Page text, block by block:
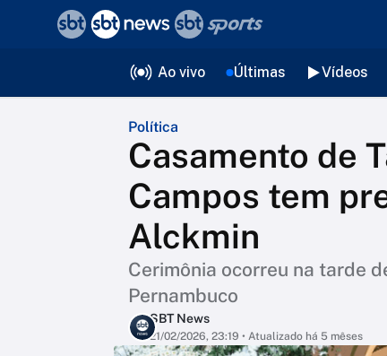
Ao vivo Últimas Vídeos
Política
Casamento de
Campos tem
Alckmin
Cerimônia ocorreu na tarde
Pernambuco
SBT News
21/02/2026, 23:19 • Atualizado há 5 mêses
voltar
Editorias